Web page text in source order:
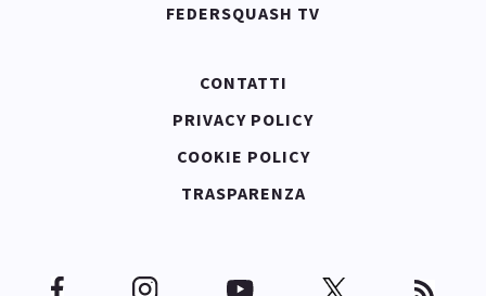
FEDERSQUASH TV
CONTATTI
PRIVACY POLICY
COOKIE POLICY
TRASPARENZA